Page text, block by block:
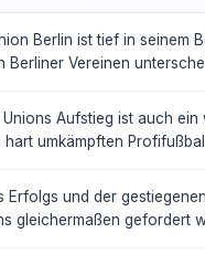
Berlin ist tief in seinem
Vereinen
Unions Aufstieg ist auch
umkämpften
Erfolgs und der
gleichermaßen gefordert